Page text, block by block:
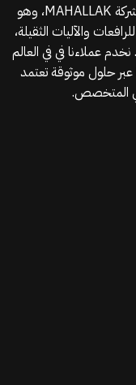
موقع قطع الغيار KGSAN وهو أحد اعمال شركة MAHALLAK، وهو
والآليات الثقيلة،
عملاءنا في في العالم
حلول موثوقة تعتمد
المتخصص.